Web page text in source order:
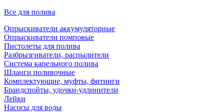
Все для полива
Опрыскиватели аккумуляторные
Опрыскиватели помповые
Пистолеты для полива
Разбрызгиватели, распылители
Система капельного полива
Шланги поливочные
Комплектующие, муфты, фитинги
Брандспойты, удочки-удлинители
Лейки
Насосы для воды